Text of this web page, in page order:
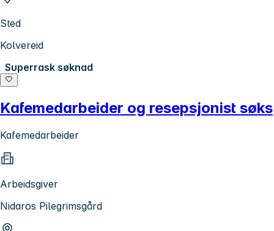
Sted
Kolvereid
Superrask søknad
Kafemedarbeider og resepsjonist søks
Kafemedarbeider
Arbeidsgiver
Nidaros Pilegrimsgård